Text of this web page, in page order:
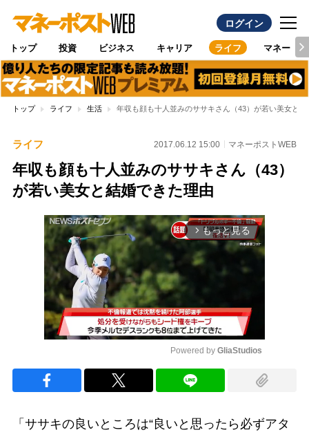
ログイン
トップ 投資 ビジネス キャリア ライフ マネー
トップ ライフ 生活 年収も顔も十人並みのササキさん（43）が若い美女と
ライフ 2017.06.12 15:00 マネーポストWEB
年収も顔も十人並みのササキさん（43）
が若い美女と結婚できた理由
arrow_forward_ios もっと見る
Powered by GliaStudios
「ササキの良いところは“良いと思ったら必ずアタ